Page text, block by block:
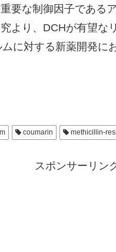
要な制御因子である
より、DCHが有望な
に対する新薬開発に
coumarin methicillin-
スポンサーリン